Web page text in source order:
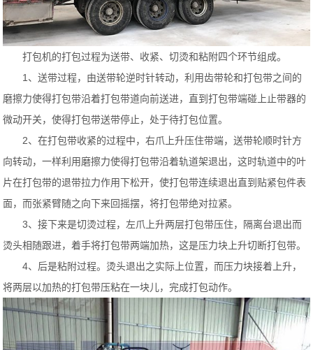
打包机的打包过程为送带、收紧、切烫和粘附四个环节组成。
1、送带过程，由送带轮逆时针转动，利用齿带轮和打包带之间的
磨擦力使得打包带沿着打包带道向前送进，直到打包带端碰上止带器的
微动开关，使得打包带送带停止，处于待打包位置。
2、在打包带收紧的过程中，右爪上升压住带端，送带轮顺时针方
向转动，一样利用磨擦力使得打包带沿着轨道架退出，这时轨道中的叶
片在打包带的退带拉力作用下松开，使打包带连续退出直到贴紧包件表
面，而张紧臂随之向下来回摇摆，将打包带绝对拉紧。
3、接下来是切烫过程，左爪上升两层打包带压住，隔离台退出而
烫头相随跟进，着手将打包带两端加热，这是压力块上升切断打包带。
4、后是粘附过程。烫头退出之实际上位置，而压力块接着上升，
将两层以加热的打包带压粘在一块儿，完成打包动作。